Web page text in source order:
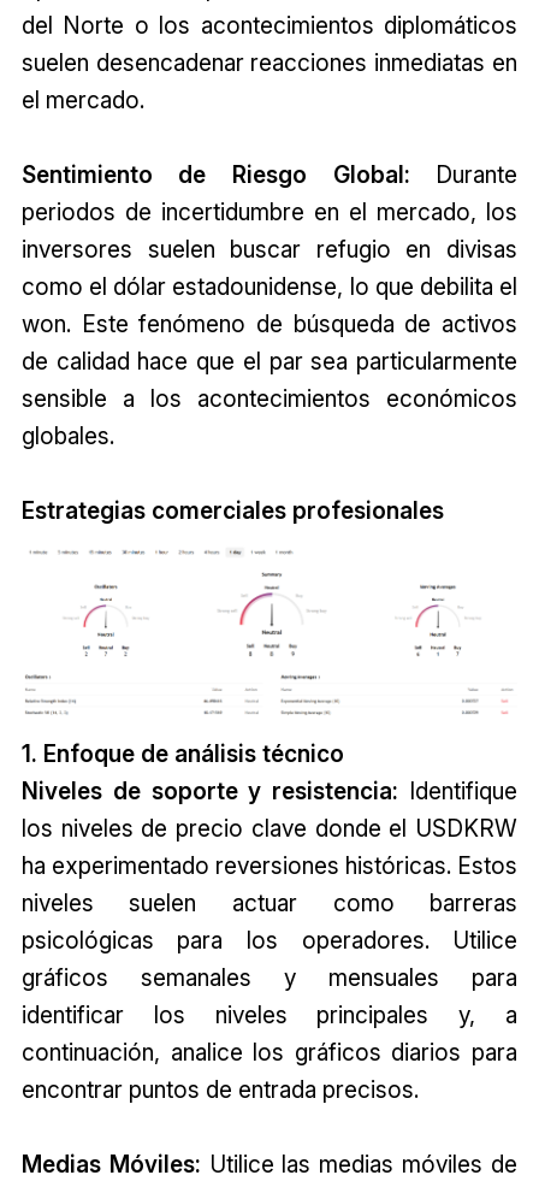
del Norte o los acontecimientos diplomáticos
suelen desencadenar reacciones inmediatas en
el mercado.
Sentimiento de Riesgo Global: Durante
periodos de incertidumbre en el mercado, los
inversores suelen buscar refugio en divisas
como el dólar estadounidense, lo que debilita el
won. Este fenómeno de búsqueda de activos
de calidad hace que el par sea particularmente
sensible a los acontecimientos económicos
globales.
Estrategias comerciales profesionales
1. Enfoque de análisis técnico
Niveles de soporte y resistencia: Identifique
los niveles de precio clave donde el USDKRW
ha experimentado reversiones históricas. Estos
niveles suelen actuar como barreras
psicológicas para los operadores. Utilice
gráficos semanales y mensuales para
identificar los niveles principales y, a
continuación, analice los gráficos diarios para
encontrar puntos de entrada precisos.
Medias Móviles: Utilice las medias móviles de